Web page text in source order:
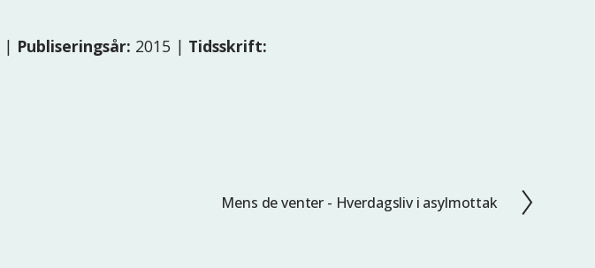
| Publiseringsår: 2015 | Tidsskrift:
N
Mens de venter - Hverdagsliv i asylmottak